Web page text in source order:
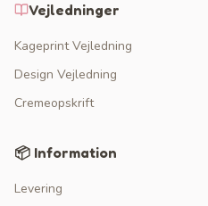
Vejledninger
Kageprint Vejledning
Design Vejledning
Cremeopskrift
📦 Information
Levering